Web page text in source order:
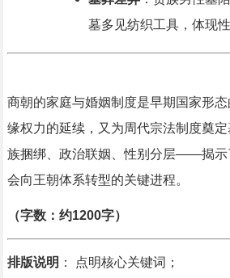
墓多见纺织工具，体现性
商朝的家庭与婚姻制度是早期国家形
缘权力的延续，又为周代宗法制度奠
族捆绑、政治联姻、性别分层——揭示
会向王朝体系转型的关键进程。
（字数：约1200字）
排版说明 ： 点明核心关键词；